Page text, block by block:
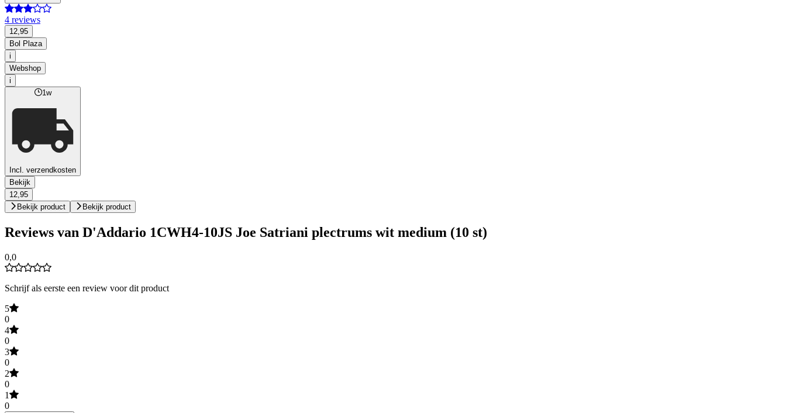
4 reviews
12,95
Bol Plaza
i
Webshop
i
1w
Incl. verzendkosten
Bekijk
12,95
Bekijk product
Bekijk product
Reviews van D'Addario 1CWH4-10JS Joe Satriani plectrums wit medium (10 st)
0,0
Schrijf als eerste een review voor dit product
5
0
4
0
3
0
2
0
1
0